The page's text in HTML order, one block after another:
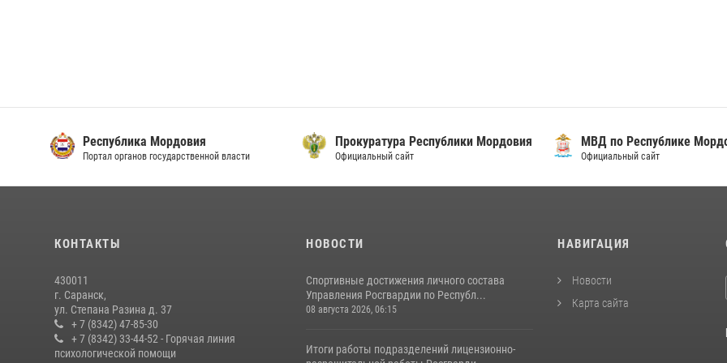
Республика Мордовия
Портал органов государственной власти
Прокуратура Республики Мордовия
Официальный сайт
МВД по Республике
Официальный сайт
КОНТАКТЫ
430011
г. Саранск,
ул. Степана Разина д. 37
+ 7 (8342) 47-85-30
+ 7 (8342) 33-44-52 - Горячая линия
психологической помощи
НОВОСТИ
Спортивные достижения личного состава
Управления Росгвардии по Республ...
08 августа 2026, 06:15
Итоги работы подразделений лицензионно-
НАВИГАЦИЯ
Новости
Карта сайта